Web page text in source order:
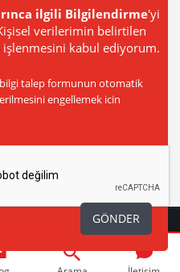
ilgili Bilgilendirme'yi
verilerimin belirtilen
işlenmesini kabul ediyorum.
talep formunun otomatik
engellemek icin
GÖNDER
HASTANELERİ| Web Tasarım
06-08-2026